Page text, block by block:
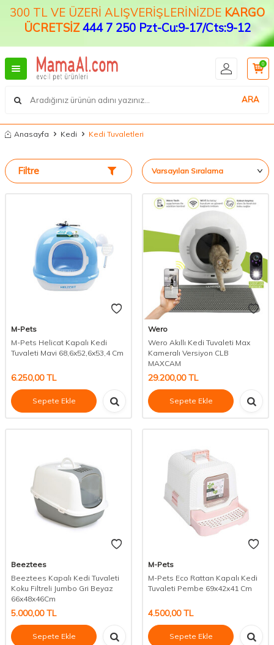
300 TL VE ÜZERİ ALIŞVERİŞLERİNİZDE KARGO
ÜCRETSİZ444 7 250 Pzt-Cu:9-17/Cts:9-12
ARA
0
Anasayfa Kedi Kedi Tuvaletleri
Filtre
M-Pets
M-Pets Helicat Kapalı Kedi
Tuvaleti Mavi 68,6x52,6x53,4 Cm
6.250,00TL
Sepete Ekle
Wero
Wero Akıllı Kedi Tuvaleti Max
Kameralı Versiyon CLB
MAXCAM
29.200,00TL
Sepete Ekle
Beeztees
Beeztees Kapalı Kedi Tuvaleti
Koku Filtreli Jumbo Gri Beyaz
66x48x46Cm
5.000,00TL
Sepete Ekle
M-Pets
M-Pets Eco Rattan Kapalı Kedi
Tuvaleti Pembe 69x42x41 Cm
4.500,00TL
Sepete Ekle